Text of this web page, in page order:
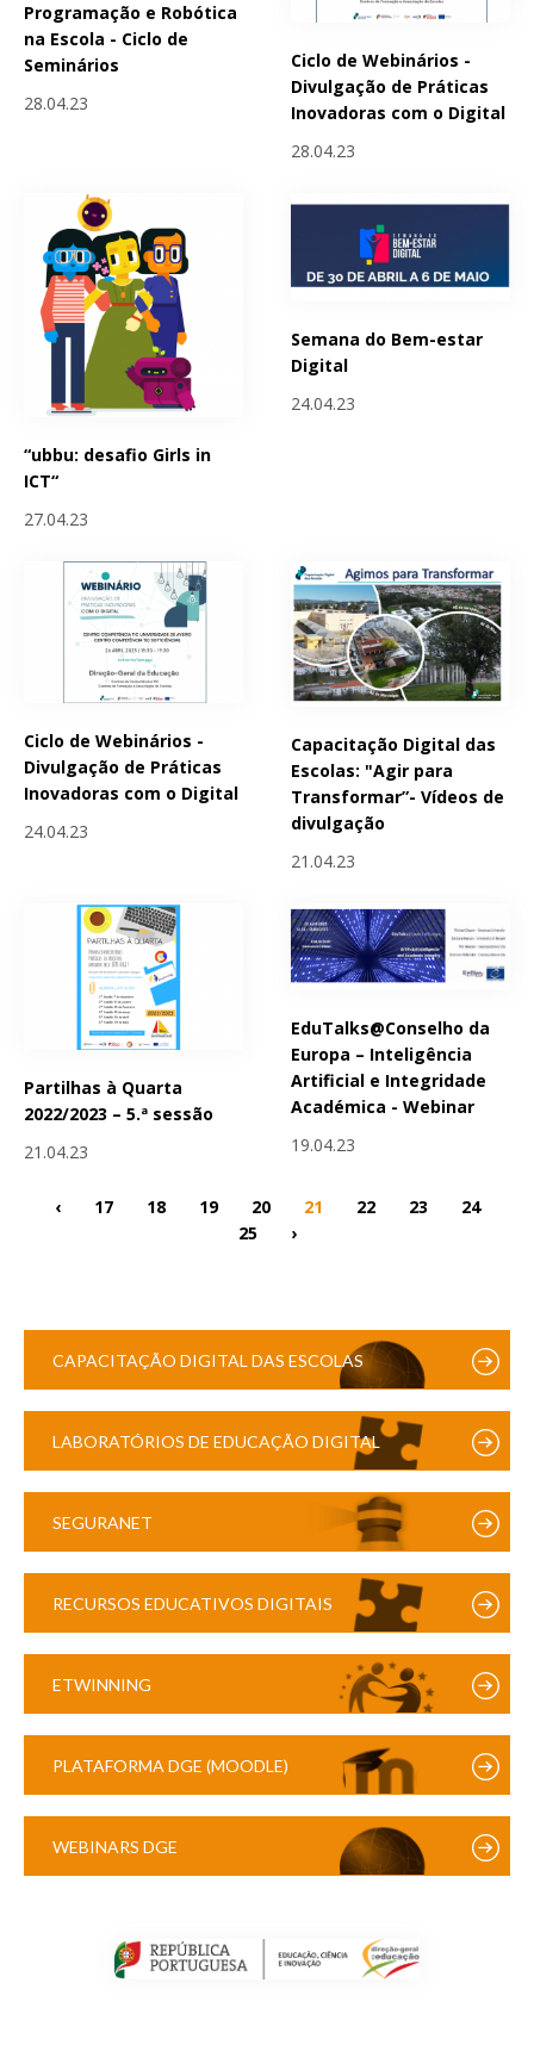
Programação e Robótica
na Escola - Ciclo de
Seminários
28.04.23
Ciclo de Webinários -
Divulgação de Práticas
Inovadoras com o Digital
28.04.23
“ubbu: desafio Girls in
ICT“
27.04.23
Semana do Bem-estar
Digital
24.04.23
Ciclo de Webinários -
Divulgação de Práticas
Inovadoras com o Digital
24.04.23
Capacitação Digital das
Escolas: "Agir para
Transformar”- Vídeos de
divulgação
21.04.23
Partilhas à Quarta
2022/2023 – 5.ª sessão
21.04.23
EduTalks@Conselho da
Europa – Inteligência
Artificial e Integridade
Académica - Webinar
19.04.23
‹ 17 18 19 20 21 22 23
24
25
›
CAPACITAÇÃO DIGITAL DAS ESCOLAS
LABORATÓRIOS DE EDUCAÇÃO DIGITAL
SEGURANET
RECURSOS EDUCATIVOS DIGITAIS
ETWINNING
PLATAFORMA DGE (MOODLE)
WEBINARS DGE